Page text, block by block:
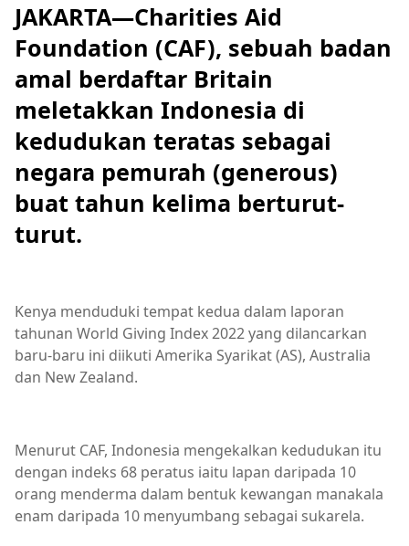
JAKARTA—Charities Aid
Foundation (CAF), sebuah badan
amal berdaftar Britain
meletakkan Indonesia di
kedudukan teratas sebagai
negara pemurah (generous)
buat tahun kelima berturut-
turut.
Kenya menduduki tempat kedua dalam laporan
tahunan World Giving Index 2022 yang dilancarkan
baru-baru ini diikuti Amerika Syarikat (AS), Australia
dan New Zealand.
Menurut CAF, Indonesia mengekalkan kedudukan itu
dengan indeks 68 peratus iaitu lapan daripada 10
orang menderma dalam bentuk kewangan manakala
enam daripada 10 menyumbang sebagai sukarela.